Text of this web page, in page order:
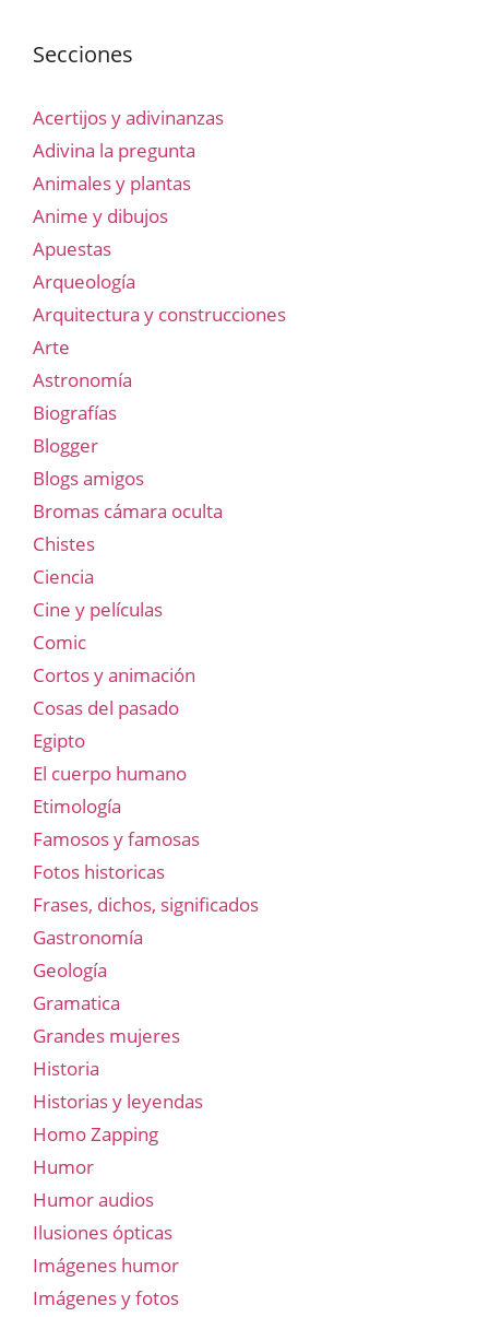
Secciones
Acertijos y adivinanzas
Adivina la pregunta
Animales y plantas
Anime y dibujos
Apuestas
Arqueología
Arquitectura y construcciones
Arte
Astronomía
Biografías
Blogger
Blogs amigos
Bromas cámara oculta
Chistes
Ciencia
Cine y películas
Comic
Cortos y animación
Cosas del pasado
Egipto
El cuerpo humano
Etimología
Famosos y famosas
Fotos historicas
Frases, dichos, significados
Gastronomía
Geología
Gramatica
Grandes mujeres
Historia
Historias y leyendas
Homo Zapping
Humor
Humor audios
Ilusiones ópticas
Imágenes humor
Imágenes y fotos